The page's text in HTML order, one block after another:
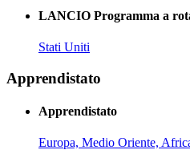
LANCIO Programma a
Stati Uniti
Apprendistato
Apprendistato
Europa, Medio Oriente,